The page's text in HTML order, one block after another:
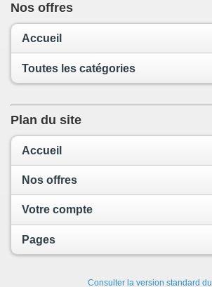
Nos offres
Accueil
Toutes les catégories
Plan du site
Accueil
Nos offres
Votre compte
Pages
Consulter la version standard